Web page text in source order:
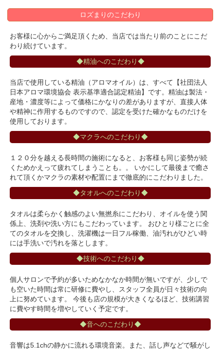
ロズまりのこだわり
お客様に心からご満足頂くため、当店では当たり前のことにこだ
わり続けています。
◆精油へのこだわり◆
当店で使用している精油（アロマオイル）は、すべて【社団法人
日本アロマ環境協会 表示基準適合認定精油】です。精油は製法・
産地・濃度等によって価格にかなりの差がありますが、直接人体
や精神に作用するものですので、認定を受けた確かなものだけを
使用しております。
◆マクラへのこだわり◆
１２０分を越える長時間の施術になると、お客様も同じ姿勢が続
くためかえって疲れてしまうことも。。 いかにして最後まで癒さ
れて頂くかマクラの素材や配置にまで徹底的にこだわりました。
◆タオルへのこだわり◆
タオルは柔らかく触感のよい無撚糸にこだわり、オイルを使う関
係上、洗剤や洗い方にもこだわっています。 おひとり様ごとに全
てのタオルを交換し、洗濯機は一日フル稼働、油汚れがひどい時
には手洗いで汚れを落とします。
◆技術へのこだわり◆
個人サロンで予約が多いためなかなか時間が無いですが、少しで
も空いた時間は常に研修に費やし、スタッフ全員が日々技術の向
上に努めています。 今後も店の規模が大きくなるほど、技術講習
に費やす時間を増やしていく予定です。
◆音へのこだわり◆
音響は5.1chの静かに流れる環境音楽。また、話し声などで騒がし